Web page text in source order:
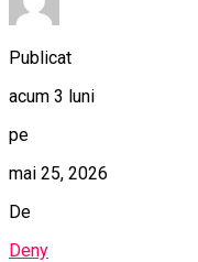
Publicat
acum 3 luni
pe
mai 25, 2026
De
Deny